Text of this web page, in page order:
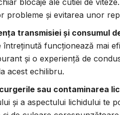
probleme și evitarea unor
transmisiei și consumul
întreținută funcționează mai
și o experiență de
acest echilibru.
sau contaminarea
și a aspectului lichidului te